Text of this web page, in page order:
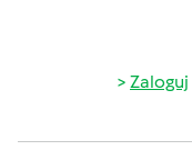
Zaloguj